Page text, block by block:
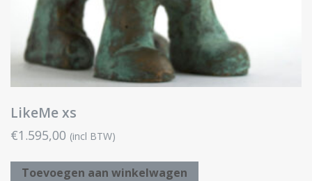
LikeMe xs
€1.595,00 (incl BTW)
Toevoegen aan winkelwagen